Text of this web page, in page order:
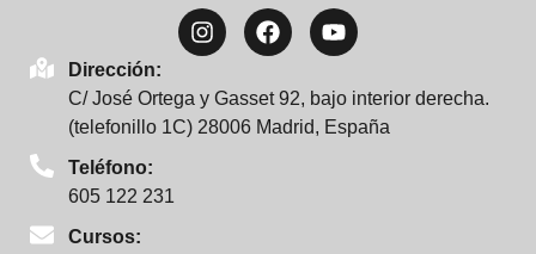
Dirección:
C/ José Ortega y Gasset 92, bajo interior derecha.
(telefonillo 1C) 28006 Madrid, España
Teléfono:
605 122 231
Cursos: